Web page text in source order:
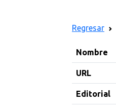
Regresar
Nombre
URL
Editorial